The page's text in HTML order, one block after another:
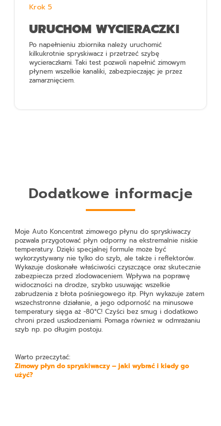
Krok 5
URUCHOM WYCIERACZKI
Po napełnieniu zbiornika należy uruchomić
kilkukrotnie spryskiwacz i przetrzeć szybę
wycieraczkami. Taki test pozwoli napełnić zimowym
płynem wszelkie kanaliki, zabezpieczając je przez
zamarznięciem.
Dodatkowe informacje
Moje Auto Koncentrat zimowego płynu do spryskiwaczy
pozwala przygotować płyn odporny na ekstremalnie niskie
temperatury. Dzięki specjalnej formule może być
wykorzystywany nie tylko do szyb, ale także i reflektorów.
Wykazuje doskonałe właściwości czyszczące oraz skutecznie
zabezpiecza przed zlodowaceniem. Wpływa na poprawę
widoczności na drodze, szybko usuwając wszelkie
zabrudzenia z błota pośniegowego itp. Płyn wykazuje zatem
wszechstronne działanie, a jego odporność na minusowe
temperatury sięga aż -80°C! Czyści bez smug i dodatkowo
chroni przed uszkodzeniami. Pomaga również w odmrażaniu
szyb np. po długim postoju.
Warto przeczytać:
Zimowy płyn do spryskiwaczy – jaki wybrać i kiedy go
użyć?